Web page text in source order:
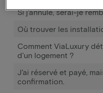
Si j'annule, serai-je
Où trouver les
Comment ViaLuxury
d'un logement ?
J'ai réservé et payé,
confirmation.